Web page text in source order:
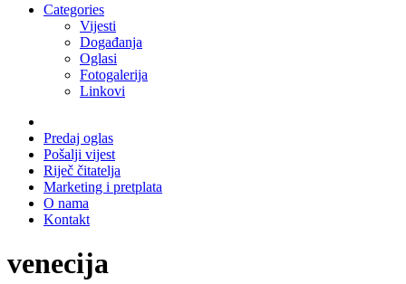
Categories
Vijesti
Događanja
Oglasi
Fotogalerija
Linkovi
Predaj oglas
Pošalji vijest
Riječ čitatelja
Marketing i pretplata
O nama
Kontakt
venecija